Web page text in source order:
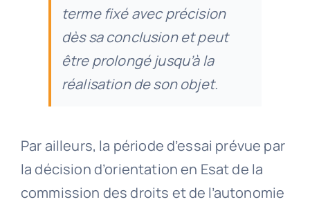
terme fixé avec précision
dès sa conclusion et peut
être prolongé jusqu’à la
réalisation de son objet.
Par ailleurs, la période d’essai prévue par
la décision d’orientation en Esat de la
commission des droits et de l’autonomie